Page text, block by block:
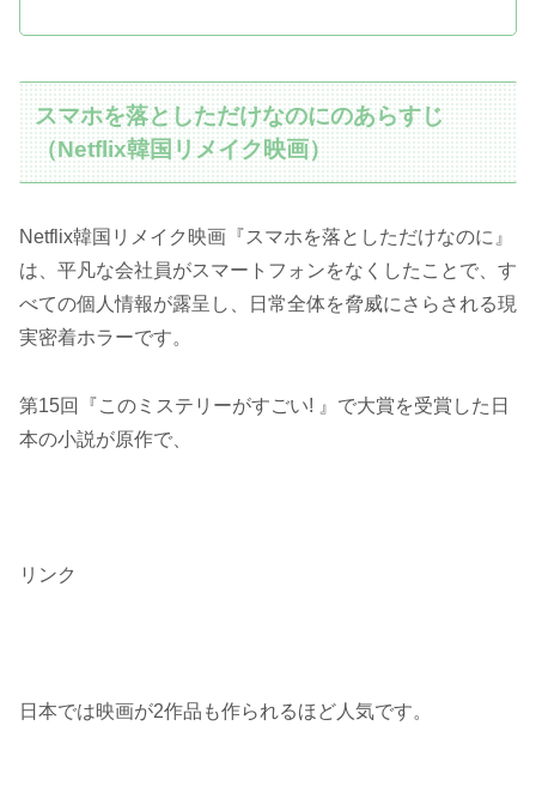
スマホを落としただけなのにのあらすじ
（Netflix韓国リメイク映画）
Netflix韓国リメイク映画『スマホを落としただけなのに』
は、平凡な会社員がスマートフォンをなくしたことで、す
べての個人情報が露呈し、日常全体を脅威にさらされる現
実密着ホラーです。
第15回『このミステリーがすごい! 』で大賞を受賞した日
本の小説が原作で、
リンク
日本では映画が2作品も作られるほど人気です。